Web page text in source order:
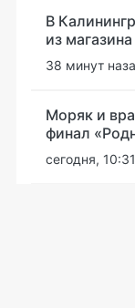
В
из
38 минут
Моряк и
финал
сегодня, 10:31